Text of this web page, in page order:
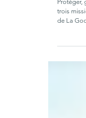
et du
trois